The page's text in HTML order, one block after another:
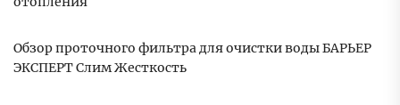
Обзор проточного фильтра для очистки воды БАРЬЕР
ЭКСПЕРТ Слим Жесткость